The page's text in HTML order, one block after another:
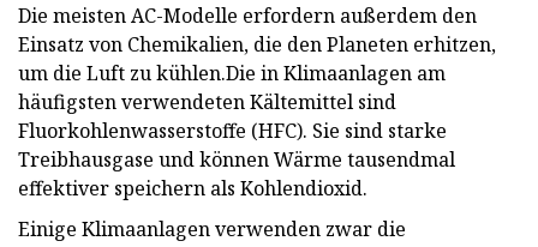
Die meisten AC-Modelle erfordern außerdem den
Einsatz von Chemikalien, die den Planeten erhitzen,
um die Luft zu kühlen.Die in Klimaanlagen am
häufigsten verwendeten Kältemittel sind
Fluorkohlenwasserstoffe (HFC). Sie sind starke
Treibhausgase und können Wärme tausendmal
effektiver speichern als Kohlendioxid.
Einige Klimaanlagen verwenden zwar die